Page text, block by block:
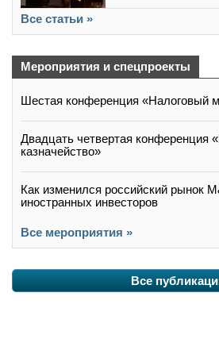
Все статьи »
Мероприятия и спецпроекты
Шестая конференция «Налоговый
Двадцать четвертая конференция
казначейство»
Как изменился российский рынок
иностранных инвесторов
Все мероприятия »
Все